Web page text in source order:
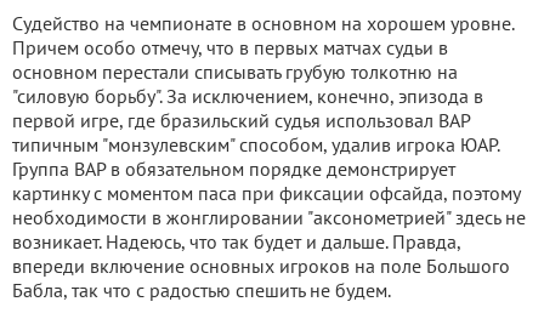
Судейство на чемпионате в основном на хорошем уровне.
Причем особо отмечу, что в первых матчах судьи в
основном перестали списывать грубую толкотню на
"силовую борьбу". За исключением, конечно, эпизода в
первой игре, где бразильский судья использовал ВАР
типичным "монзулевским" способом, удалив игрока ЮАР.
Группа ВАР в обязательном порядке демонстрирует
картинку с моментом паса при фиксации офсайда, поэтому
необходимости в жонглировании "аксонометрией" здесь не
возникает. Надеюсь, что так будет и дальше. Правда,
впереди включение основных игроков на поле Большого
Бабла, так что с радостью спешить не будем.